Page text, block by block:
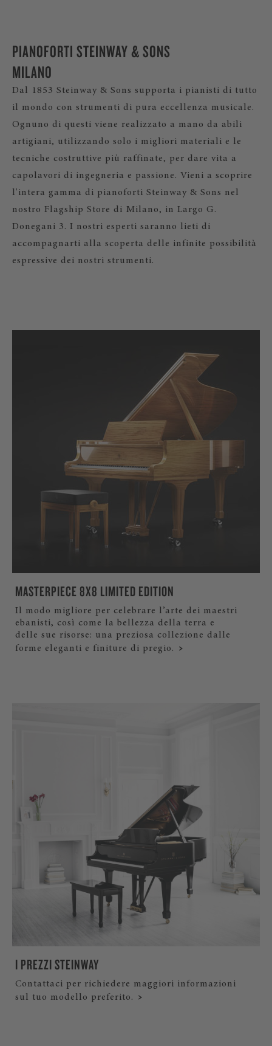
PIANOFORTI STEINWAY & SONS
MILANO
Dal 1853 Steinway & Sons supporta i pianisti di tutto
il mondo con strumenti di pura eccellenza musicale.
Ognuno di questi viene realizzato a mano da abili
artigiani, utilizzando solo i migliori materiali e le
tecniche costruttive più raffinate, per dare vita a
capolavori di ingegneria e passione. Vieni a scoprire
l'intera gamma di pianoforti Steinway & Sons nel
nostro Flagship Store di Milano, in Largo G.
Donegani 3. I nostri esperti saranno lieti di
accompagnarti alla scoperta delle infinite possibilità
espressive dei nostri strumenti.
MASTERPIECE 8X8 LIMITED EDITION
Il modo migliore per celebrare l’arte dei maestri
ebanisti, così come la bellezza della terra e
delle sue risorse: una preziosa collezione dalle
forme eleganti e finiture di pregio.
I PREZZI STEINWAY
Contattaci per richiedere maggiori informazioni
sul tuo modello preferito.